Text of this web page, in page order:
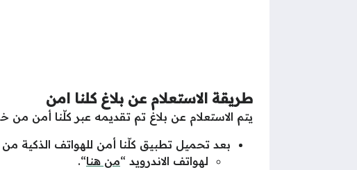
طريقة الاستعلام عن بلاغ كلنا امن
يتم الاستعلام عن بلاغ تم تقديمه عبر كلّنا أمن من
بعد تحميل تطبيق كلّنا أمن للهواتف الذكية من
لهواتف الاندرويد “من هنا“.